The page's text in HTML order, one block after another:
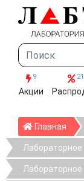
9
Акции
Главная
Лабораторное
Лабораторное